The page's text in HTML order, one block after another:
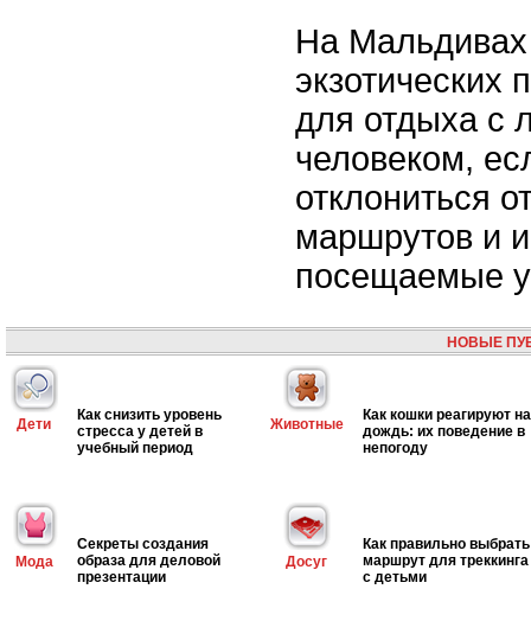
На
для отдыха с
человеком,
отклониться
маршрутов и
посещаемые
НОВЫЕ
Дети
Как снизить уровень
стресса у детей в
учебный период
Животные
Как кошки реагируют на
дождь: их поведение в
непогоду
Мода
Секреты создания
образа для деловой
презентации
Досуг
Как правильно выбрать
маршрут для треккинга
с детьми